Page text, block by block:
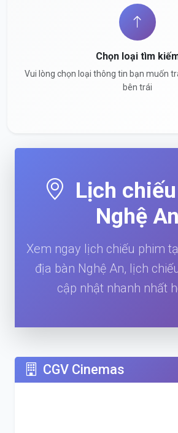
Chọn loại tìm
Vui lòng chọn loại thông tin bạn muốn
bên trái
Lịch
Nghệ An
Xem ngay lịch chiếu phim
địa bàn Nghệ An, lịch
cập nhật nhanh nhất
CGV Cinemas